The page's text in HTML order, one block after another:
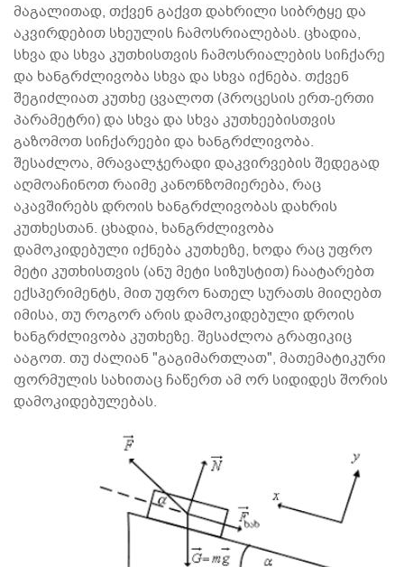
მაგალითად, თქვენ გაქვთ დახრილი სიბრტყე და
აკვირდებით სხეულის ჩამოსრიალებას. ცხადია,
სხვა და სხვა კუთხისთვის ჩამოსრიალების სიჩქარე
და ხანგრძლივობა სხვა და სხვა იქნება. თქვენ
შეგიძლიათ კუთხე ცვალოთ (პროცესის ერთ-ერთი
პარამეტრი) და სხვა და სხვა კუთხეებისთვის
გაზომოთ სიჩქარეები და ხანგრძლივობა.
შესაძლოა, მრავალჯერადი დაკვირვების შედეგად
აღმოაჩინოთ რაიმე კანონზომიერება, რაც
აკავშირებს დროის ხანგრძლივობას დახრის
კუთხესთან. ცხადია, ხანგრძლივობა
დამოკიდებული იქნება კუთხეზე, ხოდა რაც უფრო
მეტი კუთხისთვის (ანუ მეტი სიზუსტით) ჩაატარებთ
ექსპერიმენტს, მით უფრო ნათელ სურათს მიიღებთ
იმისა, თუ როგორ არის დამოკიდებული დროის
ხანგრძლივობა კუთხეზე. შესაძლოა გრაფიკიც
ააგოთ. თუ ძალიან "გაგიმართლათ", მათემატიკური
ფორმულის სახითაც ჩაწერთ ამ ორ სიდიდეს შორის
დამოკიდებულებას.